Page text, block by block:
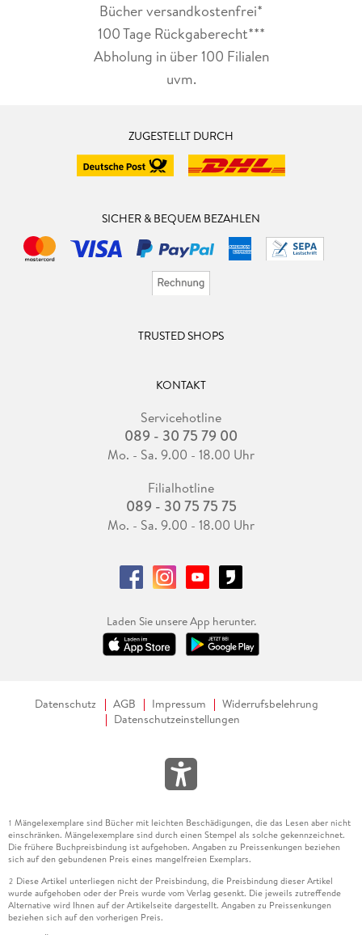
Bücher versandkostenfrei*
100 Tage Rückgaberecht***
Abholung in über 100 Filialen
uvm.
ZUGESTELLT DURCH
SICHER & BEQUEM BEZAHLEN
TRUSTED SHOPS
KONTAKT
Servicehotline
089 - 30 75 79 00
Mo. - Sa. 9.00 - 18.00 Uhr
Filialhotline
089 - 30 75 75 75
Mo. - Sa. 9.00 - 18.00 Uhr
Laden Sie unsere App herunter.
Datenschutz AGB Impressum
Widerrufsbelehrung
Datenschutzeinstellungen
1 Mängelexemplare sind Bücher mit leichten Beschädigungen, die das Lesen aber nicht
einschränken. Mängelexemplare sind durch einen Stempel als solche gekennzeichnet.
Die frühere Buchpreisbindung ist aufgehoben. Angaben zu Preissenkungen beziehen
sich auf den gebundenen Preis eines mangelfreien Exemplars.
2 Diese Artikel unterliegen nicht der Preisbindung, die Preisbindung dieser Artikel
wurde aufgehoben oder der Preis wurde vom Verlag gesenkt. Die jeweils zutreffende
Alternative wird Ihnen auf der Artikelseite dargestellt. Angaben zu Preissenkungen
beziehen sich auf den vorherigen Preis.